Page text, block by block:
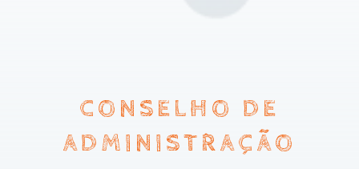
CONSELHO DE
ADMINISTRAÇÃO